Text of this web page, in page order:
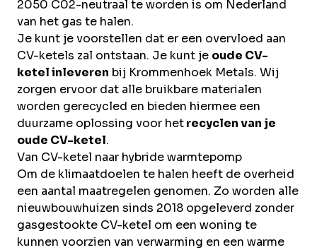
2050 C02-neutraal te worden is om Nederland
van het gas te halen.
Je kunt je voorstellen dat er een overvloed aan
CV-ketels zal ontstaan. Je kunt je oude CV-
ketel inleveren bij Krommenhoek Metals. Wij
zorgen ervoor dat alle bruikbare materialen
worden gerecycled en bieden hiermee een
duurzame oplossing voor hetrecyclen van je
oude CV-ketel.
Van CV-ketel naar hybride warmtepomp
Om de klimaatdoelen te halen heeft de overheid
een aantal maatregelen genomen. Zo worden alle
nieuwbouwhuizen sinds 2018 opgeleverd zonder
gasgestookte CV-ketel om een woning te
kunnen voorzien van verwarming en een warme